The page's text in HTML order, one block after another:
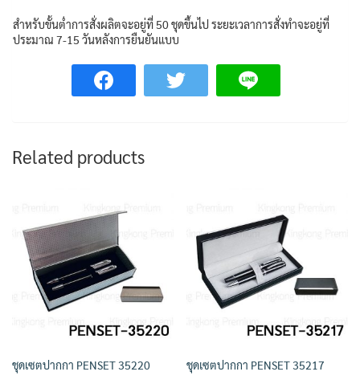
สำหรับขั้นต่ำการสั่งผลิตจะอยู่ที่ 50 ชุดขึ้นไป ระยะเวลาการสั่งทำจะอยู่ที่
ประมาณ 7-15 วันหลังการยืนยันแบบ
Related products
ชุดเซตปากกา PENSET 35220 ชุดเซตปากกา PENSET 35217